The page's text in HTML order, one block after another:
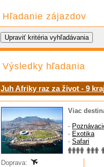
Hľadanie zájazdov
Výsledky hľadania
Juh Afriky raz za život - 9
Viac
-
- Exotika
- Safari
Doprava: